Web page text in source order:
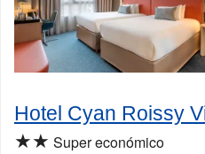
Hotel Cyan Roissy
★★ Super económico